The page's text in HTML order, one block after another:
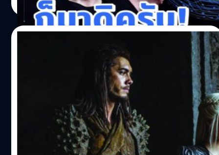
Sinatra, Andrea Bocelli, “Weird Al” Yankovic มาเริ่มกันที่
นักธุรกิจและนักประดิษฐ์หนุ่มไฟแรง ผู้ก่อตั้งและผู้บริหารขอ
งบริษัทสเปซเอ็กซ์ เทสลามอเตอร์ส ผู้จุดประกายความคิด
ระบบขนส่งความเร็วสูงที่เรียกว่า ไฮเปอร์ลูป และผู้สนับสนุนคน
สำคัญในภารกิจกู้ชีวิตของหมูป่าทั้ง 13 ที่ติดอยู่ในถ้ำหลวง
โนยี AI (ปัญญาประดิษฐ์) เรียกได้ว่าดุเด็ดเผ็ดมันเลยทีเดียว
สำหรับคู่นี้! #แบไต๋จึงขอสรุปการดีเบต 40 กว่านาที เป็นความ
เห็นเด็ด ๆ ของสองคนนี้ให้ฟังกัน: อิลอน มัสก์ เชื่อว่ามนุษย์
ต้องรีบปรับตัวก่อนที่จะโดน AI เข้ามาแทนที่ AI จะฉลาดขึ้น
และค่อย ๆแซงหน้ามนุษย์ ปัจจุบันสมองของ AI สามารถชนะ
มนุษย์ได้ในบางอย่าง เช่น หมากรุก คนที่จบด้านวิศวกรรม
คอมพิวเตอร์ หรือ ฟิสิกส์ จะมีแต้มต่อ เพราะเป็นคนคุมการ
ทำงานของ AI อีกที ส่วนคนอาชีพอื่น…
Read More
Asura หนังจีนทุนสร้าง 100 ล้านเหรียญ “ถูก
ถอดออกจากโรงหนัง” หลังเปิดตัวเพียง 7 ล้าน
Asura ภาพยนตร์แฟนตาซีที่ผู้สร้างได้โปรโมทว่าใช้ทุนสร้างถึง
100 ล้านเหรียญสหรัฐฯ สูงสุดในประวัติศาสตร์ประเทศจีน แต่
กลับไม่ได้รับความนิยมเท่าไรนัก
ปรีดี ฤกษ์วลีกุล | 2945 days ago